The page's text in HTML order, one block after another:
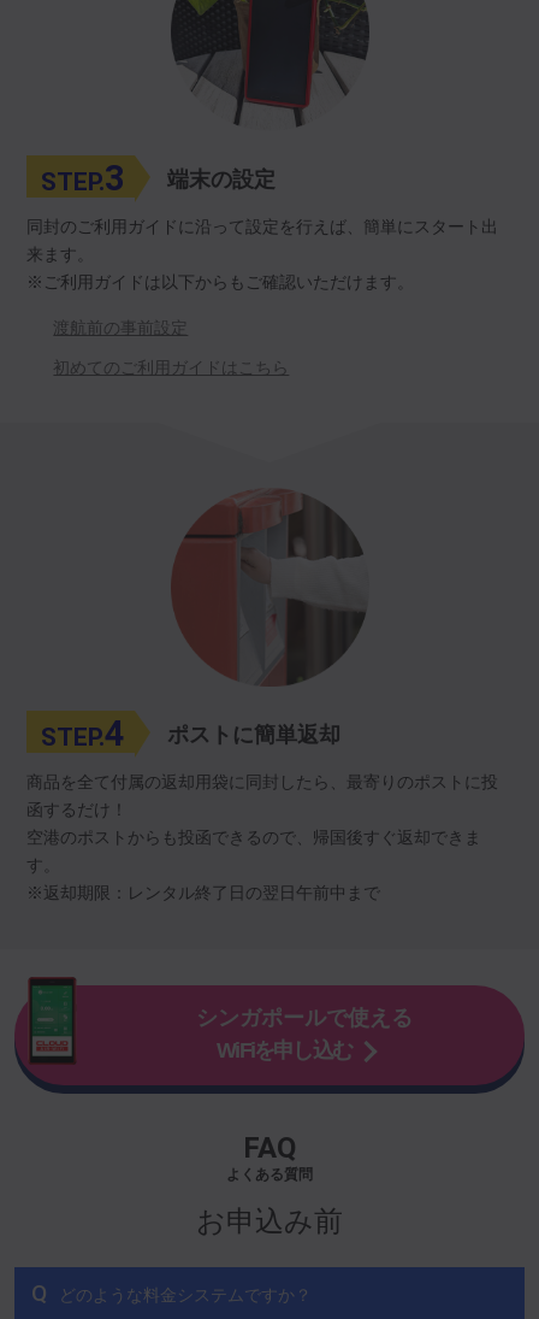
STEP.3 端末の設定
同封のご利用ガイドに沿って設定を行えば、簡単にスタート出
来ます。
※ご利用ガイドは以下からもご確認いただけます。
渡航前の事前設定
初めてのご利用ガイドはこちら
STEP.4 ポストに簡単返却
商品を全て付属の返却用袋に同封したら、最寄りのポストに投
函するだけ！
空港のポストからも投函できるので、帰国後すぐ返却できま
す。
※返却期限：レンタル終了日の翌日午前中まで
シンガポールで使える
WiFiを申し込む
FAQ
よくある質問
お申込み前
Q どのような料金システムですか？